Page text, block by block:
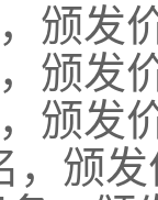
颁发
颁发
颁发
，颁